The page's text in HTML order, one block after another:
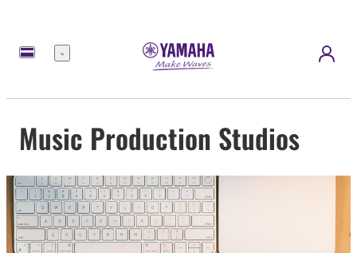
Menü
Music Production Studios